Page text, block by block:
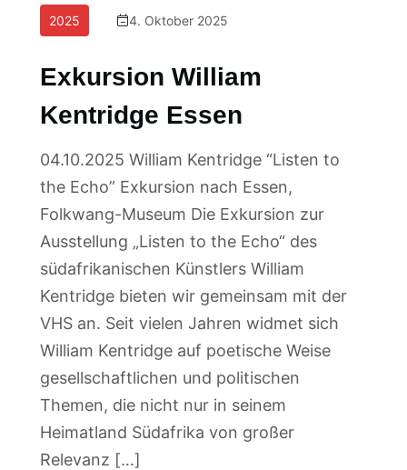
2025 4. Oktober 2025
Exkursion William
Kentridge Essen
04.10.2025 William Kentridge “Listen to
the Echo” Exkursion nach Essen,
Folkwang-Museum Die Exkursion zur
Ausstellung „Listen to the Echo“ des
südafrikanischen Künstlers William
Kentridge bieten wir gemeinsam mit der
VHS an. Seit vielen Jahren widmet sich
William Kentridge auf poetische Weise
gesellschaftlichen und politischen
Themen, die nicht nur in seinem
Heimatland Südafrika von großer
Relevanz […]